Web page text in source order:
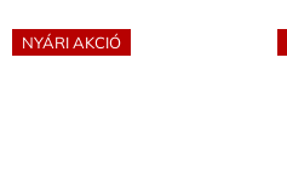
NYÁRI AKCIÓ